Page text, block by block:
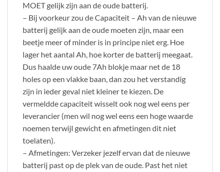
MOET gelijk zijn aan de oude batterij.
– Bij voorkeur zou de Capaciteit – Ah van de nieuwe
batterij gelijk aan de oude moeten zijn, maar een
beetje meer of minder is in principe niet erg. Hoe
lager het aantal Ah, hoe korter de batterij meegaat.
Dus haalde uw oude 7Ah blokje maar net de 18
holes op een vlakke baan, dan zou het verstandig
zijn in ieder geval niet kleiner te kiezen. De
vermeldde capaciteit wisselt ook nog wel eens per
leverancier (men wil nog wel eens een hoge waarde
noemen terwijl gewicht en afmetingen dit niet
toelaten).
– Afmetingen: Verzeker jezelf ervan dat de nieuwe
batterij past op de plek van de oude. Past het niet